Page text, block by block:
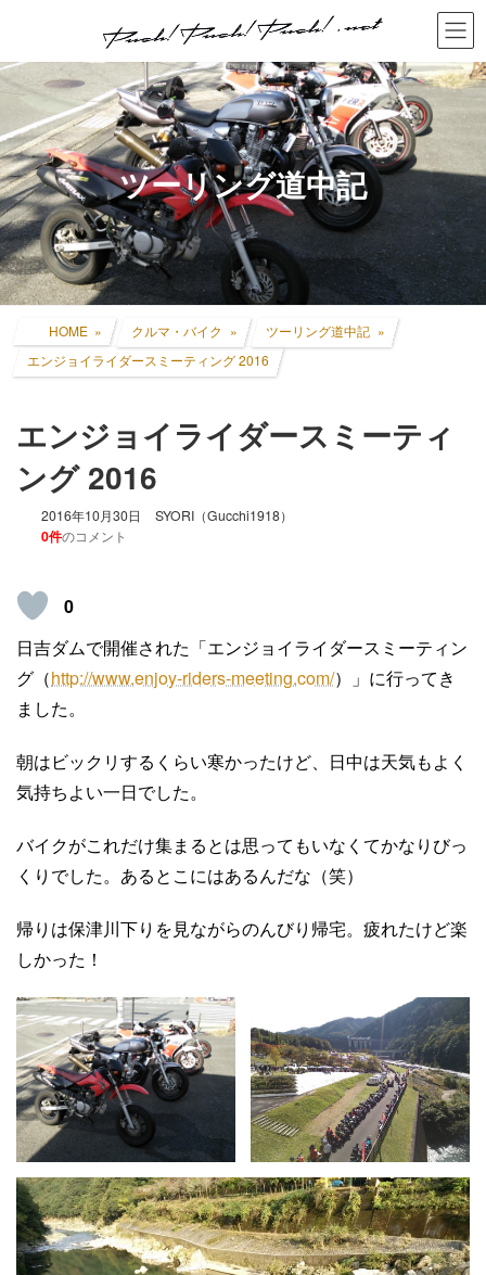
ン
ス
キ
ッ
プ
ー
ン
に
移
動
ツーリング道中記
HOME クルマ・バイク
ツーリング道中記
エンジョイライダースミーティング 2016
エンジョイライダースミーティ
ング 2016
2016年10月30日 SYORI（Gucchi1918）
0件のコメント
0
日吉ダムで開催された「エンジョイライダースミーティン
グ（http://www.enjoy-riders-meeting.com/）」に行ってき
ました。
朝はビックリするくらい寒かったけど、日中は天気もよく
気持ちよい一日でした。
バイクがこれだけ集まるとは思ってもいなくてかなりびっ
くりでした。あるとこにはあるんだな（笑）
帰りは保津川下りを見ながらのんびり帰宅。疲れたけど楽
しかった！